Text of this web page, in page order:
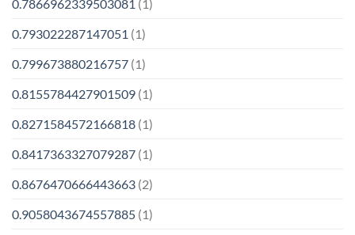
0.7866962339503081 (1)
0.793022287147051 (1)
0.799673880216757 (1)
0.8155784427901509 (1)
0.8271584572166818 (1)
0.8417363327079287 (1)
0.8676470666443663 (2)
0.9058043674557885 (1)